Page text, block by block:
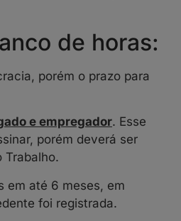
de horas:
porém o prazo para
e empregador. Esse
porém deverá ser
Trabalho.
em até 6 meses, em
foi registrada.